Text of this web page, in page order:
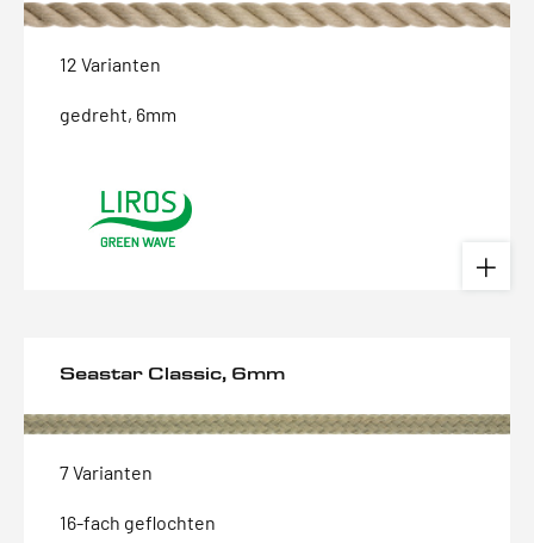
12 Varianten
gedreht, 6mm
Seastar Classic, 6mm
7 Varianten
16-fach geflochten